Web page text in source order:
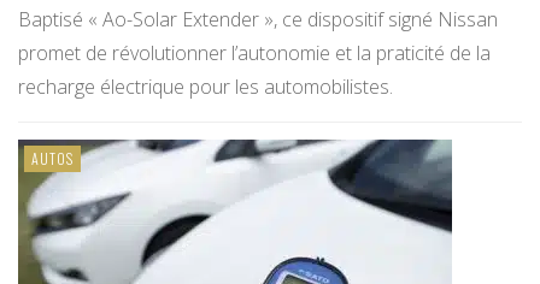
Baptisé « Ao-Solar Extender », ce dispositif signé Nissan
promet de révolutionner l’autonomie et la praticité de la
recharge électrique pour les automobilistes.
AUTOS